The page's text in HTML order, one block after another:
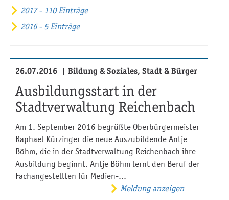
2017 - 110 Einträge
2016 - 5 Einträge
26.07.2016 Bildung & Soziales, Stadt & Bürger
Ausbildungsstart in der
Stadtverwaltung Reichenbach
Am 1. September 2016 begrüßte Oberbürgermeister
Raphael Kürzinger die neue Auszubildende Antje
Böhm, die in der Stadtverwaltung Reichenbach ihre
Ausbildung beginnt. Antje Böhm lernt den Beruf der
Fachangestellten für Medien-...
Meldung anzeigen